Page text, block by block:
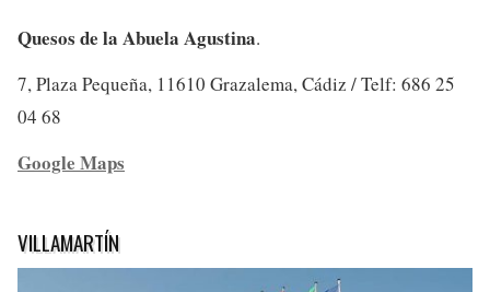
Quesos de la Abuela Agustina.
7, Plaza Pequeña, 11610 Grazalema, Cádiz / Telf: 686 25
04 68
Google Maps
VILLAMARTÍN